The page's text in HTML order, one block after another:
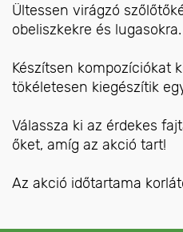
Ültessen virágzó
obeliszkekre és lugasokra.
Készítsen kompozíciókat
tökéletesen kiegészítik
Válassza ki az érdekes
őket, amíg az akció tart!
Az akció időtartama